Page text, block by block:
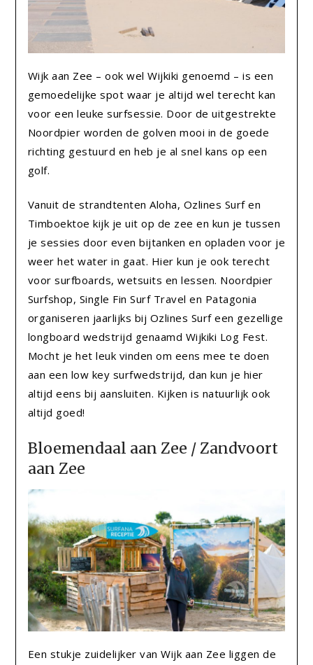
Wijk aan Zee – ook wel Wijkiki genoemd – is een
gemoedelijke spot waar je altijd wel terecht kan
voor een leuke surfsessie. Door de uitgestrekte
Noordpier worden de golven mooi in de goede
richting gestuurd en heb je al snel kans op een
golf.
Vanuit de strandtenten Aloha, Ozlines Surf en
Timboektoe kijk je uit op de zee en kun je tussen
je sessies door even bijtanken en opladen voor je
weer het water in gaat. Hier kun je ook terecht
voor surfboards, wetsuits en lessen. Noordpier
Surfshop, Single Fin Surf Travel en Patagonia
organiseren jaarlijks bij Ozlines Surf een gezellige
longboard wedstrijd genaamd Wijkiki Log Fest.
Mocht je het leuk vinden om eens mee te doen
aan een low key surfwedstrijd, dan kun je hier
altijd eens bij aansluiten. Kijken is natuurlijk ook
altijd goed!
Bloemendaal aan Zee / Zandvoort
aan Zee
Een stukje zuidelijker van Wijk aan Zee liggen de